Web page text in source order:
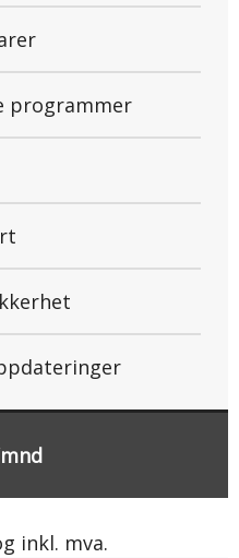
programmer
inkl. mva.